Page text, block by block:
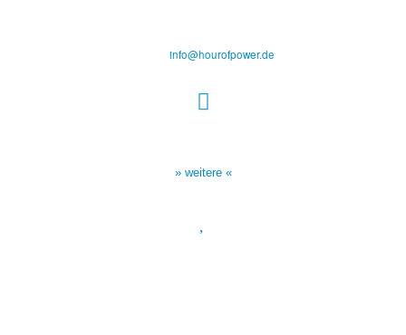
info@hourofpower.de
» weitere «